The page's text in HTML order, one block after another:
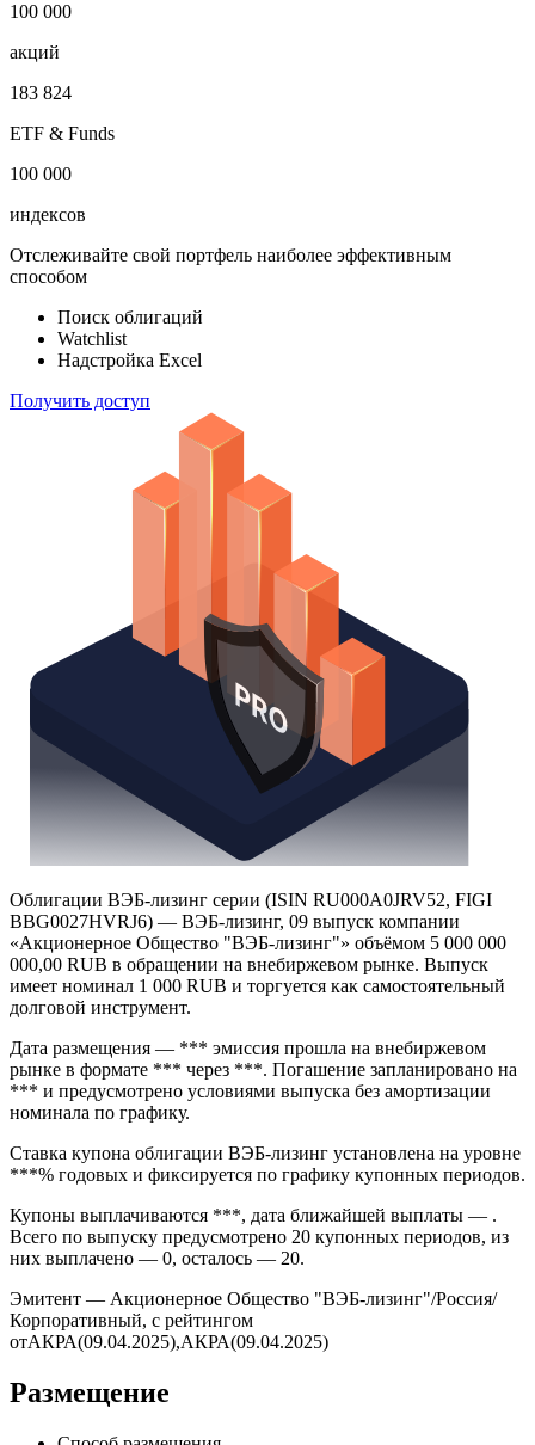
100 000
акций
183 824
ETF & Funds
100 000
индексов
Отслеживайте свой портфель наиболее эффективным
способом
Поиск облигаций
Watchlist
Надстройка Excel
Получить доступ
Облигации ВЭБ-лизинг серии (ISIN RU000A0JRV52, FIGI
BBG0027HVRJ6) — ВЭБ-лизинг, 09 выпуск компании
«Акционерное Общество "ВЭБ-лизинг"» объёмом 5 000 000
000,00 RUB в обращении на внебиржевом рынке. Выпуск
имеет номинал 1 000 RUB и торгуется как самостоятельный
долговой инструмент.
Дата размещения — *** эмиссия прошла на внебиржевом
рынке в формате *** через ***. Погашение запланировано на
*** и предусмотрено условиями выпуска без амортизации
номинала по графику.
Ставка купона облигации ВЭБ-лизинг установлена на уровне
***% годовых и фиксируется по графику купонных периодов.
Купоны выплачиваются ***, дата ближайшей выплаты — .
Всего по выпуску предусмотрено 20 купонных периодов, из
них выплачено — 0, осталось — 20.
Эмитент — Акционерное Общество "ВЭБ-лизинг"/Россия/
Корпоративный, с рейтингом
отАКРА(09.04.2025),АКРА(09.04.2025)
Размещение